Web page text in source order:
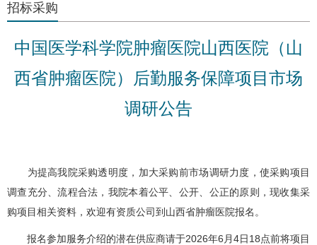
招标采购
中国医学科学院肿瘤医院山西医院（山
西省肿瘤医院）后勤服务保障项目市场
调研公告
为提高我院采购透明度，加大采购前市场调研力度，使采购项目
调查充分、流程合法，我院本着公平、公开、公正的原则，现收集采
购项目相关资料，欢迎有资质公司到山西省肿瘤医院报名。
报名参加服务介绍的潜在供应商请于2026年6月4日18点前将项目